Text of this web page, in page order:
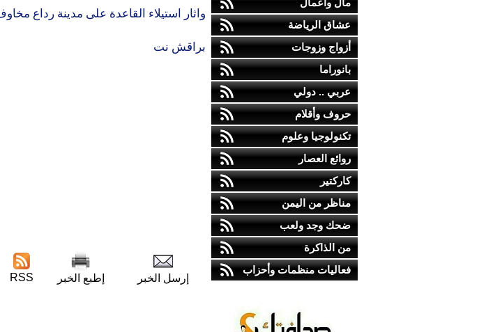
مال وأعمال
عشاق الرياضة
أزواج وزوجات
بانوراما
عربي .. دولي
حروف وأقلام
تكنولوجيا وعلوم
روائع العصار
كاركتير
مناظر من اليمن
ضحك وجد ولعب
من الذاكرة
فعاليات منظمات وأحزاب
واثار استيلاء القاعدة على مدينة رداع
براقش نت
إرسل الخبر إطبع الخبر RSS